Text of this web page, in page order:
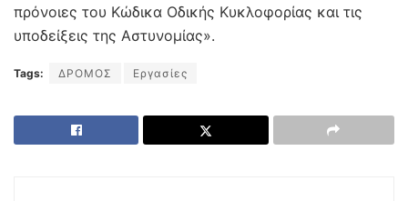
πρόνοιες του Κώδικα Οδικής Κυκλοφορίας και τις
υποδείξεις της Αστυνομίας».
Tags: ΔΡΟΜΟΣ Εργασίες